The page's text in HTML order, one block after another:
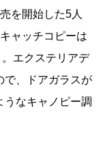
を開始した5人
ャッチコピーは
エクステリアデ
で、ドアガラスが
うなキャノピー調